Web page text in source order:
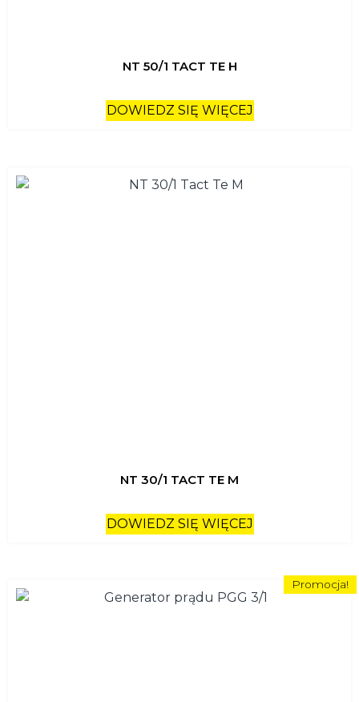
NT 50/1 TACT TE H
DOWIEDZ SIĘ WIĘCEJ
NT 30/1 TACT TE M
DOWIEDZ SIĘ WIĘCEJ
Promocja!